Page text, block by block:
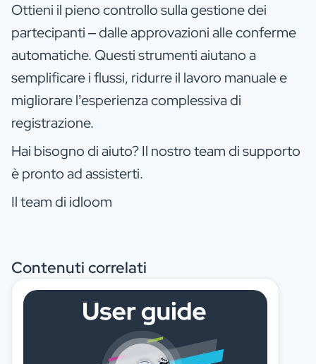
Ottieni il pieno controllo sulla gestione dei
partecipanti – dalle approvazioni alle conferme
automatiche. Questi strumenti aiutano a
semplificare i flussi, ridurre il lavoro manuale e
migliorare l’esperienza complessiva di
registrazione.
Hai bisogno di aiuto? Il nostro team di supporto
è pronto ad assisterti.
Il team di idloom
Contenuti correlati